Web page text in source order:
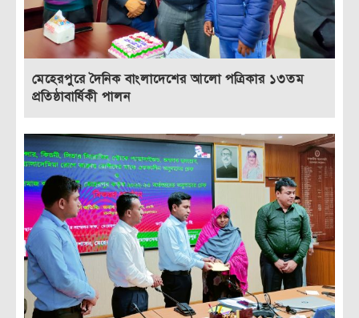
মেহেরপুরে দৈনিক বাংলাদেশের আলো পত্রিকার ১৩তম
প্রতিষ্ঠাবার্ষিকী পালন